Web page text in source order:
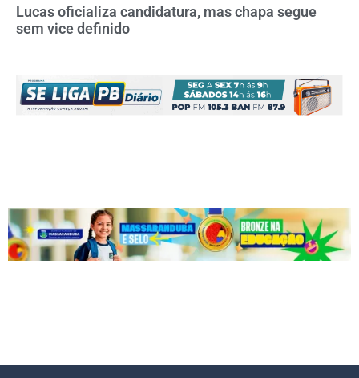
Lucas oficializa candidatura, mas chapa segue
sem vice definido